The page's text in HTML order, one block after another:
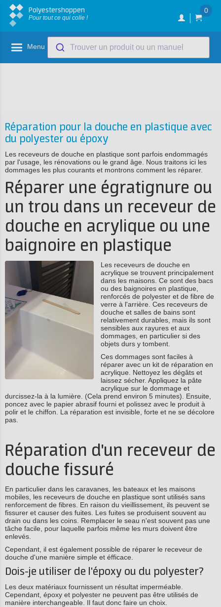
Polyestershoppen
Pour tout ce qui colle !
0
Menu Trouver un produit ou un manuel
Réparation pour la douche en plastique avec
du polyester ou époxy
Les receveurs de douche en plastique sont parfois endommagés
par l'usage, les rénovations ou le grand âge. Nous traitons ici les
dommages les plus courants et montrons comment les réparer.
Réparer une égratignure ou
un trou dans un receveur de
douche en acrylique ou une
baignoire en plastique
Les receveurs de douche en
acrylique se trouvent principalement
dans les maisons. Ce sont des bacs
ou des baignoires en plastique,
renforcés de polyester et de fibre de
verre à l'arrière. Ces receveurs de
douche et salles de bains sont
relativement durables, mais ils sont
sensibles aux rayures et aux
dommages, en particulier si des
objets durs y tombent.
Ces dommages sont faciles à
réparer avec un kit de réparation en
acrylique. Nettoyez les dégâts et
laissez sécher. Appliquez la pâte
acrylique sur le dommage et
durcissez-la à la lumière. (Cela prend environ 5 minutes). Ensuite,
poncez avec le papier abrasif fourni et polissez avec le produit à
polir et le chiffon. La réparation est invisible, forte et ne se décolore
pas.
Réparation d'un receveur de
douche fissuré
En particulier dans les caravanes, les bateaux et les maisons
mobiles, les receveurs de douche en plastique sont utilisés sans
renforcement de fibres. En raison du vieillissement, ils peuvent se
fissurer et causer des fuites. Les fuites se produisent souvent au
drain ou dans les coins. Remplacer le seau n'est souvent pas une
tâche facile, pour laquelle parfois même les murs doivent être
enlevés.
Cependant, il est également possible de réparer le receveur de
douche d'une manière simple et éfficace.
Dois-je utiliser de l'époxy ou du polyester?
Les deux matériaux fournissent un résultat imperméable.
Cependant, époxy et polyester ne peuvent pas être utilisés de
manière interchangeable. Il faut donc faire un choix.